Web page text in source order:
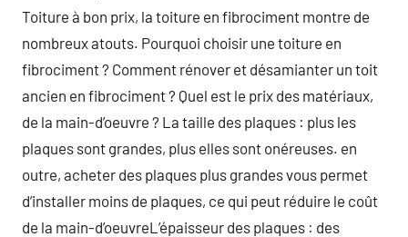
Toiture à bon prix, la toiture en fibrociment montre de
nombreux atouts. Pourquoi choisir une toiture en
fibrociment ? Comment rénover et désamianter un toit
ancien en fibrociment ? Quel est le prix des matériaux,
de la main-d’oeuvre ? La taille des plaques : plus les
plaques sont grandes, plus elles sont onéreuses. en
outre, acheter des plaques plus grandes vous permet
d’installer moins de plaques, ce qui peut réduire le coût
de la main-d’oeuvreL’épaisseur des plaques : des